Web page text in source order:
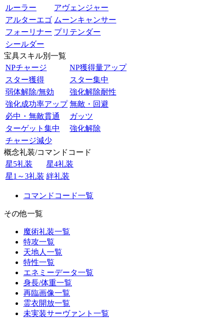
ルーラー
アヴェンジャー
アルターエゴ ムーンキャンサー
フォーリナー プリテンダー
シールダー
宝具スキル別一覧
NPチャージ
NP獲得量アップ
スター獲得
スター集中
弱体解除/無効
強化解除耐性
強化成功率アップ 無敵・回避
必中・無敵貫通
ガッツ
ターゲット集中
強化解除
チャージ減少
概念礼装/コマンドコード
星5礼装
星4礼装
星1～3礼装 絆礼装
コマンドコード一覧
その他一覧
魔術礼装一覧
特攻一覧
天地人一覧
特性一覧
エネミーデータ一覧
身長/体重一覧
再臨画像一覧
霊衣開放一覧
未実装サーヴァント一覧